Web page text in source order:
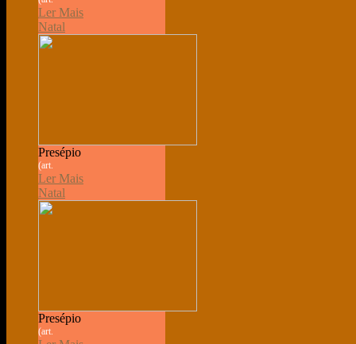
Ler Mais
Natal
Presépio
(art.
Ler Mais
Natal
Presépio
(art.